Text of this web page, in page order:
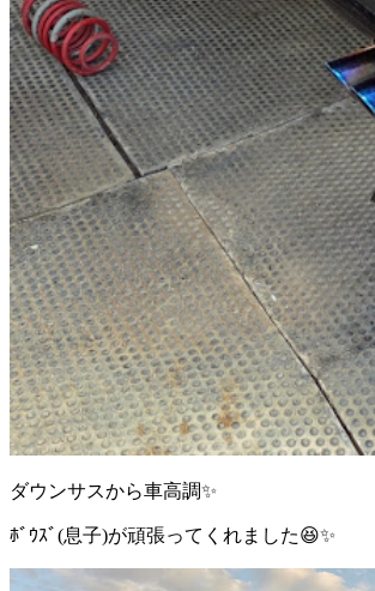
ダウンサスから車高調✨
ﾎﾞｳｽﾞ(息子)が頑張ってくれました😆✨